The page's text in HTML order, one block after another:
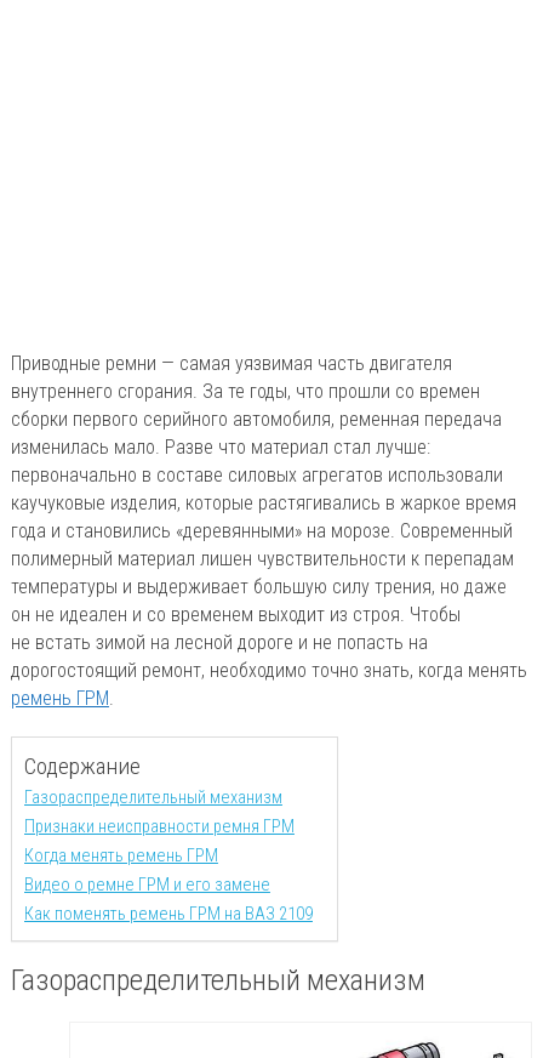
Приводные ремни — самая уязвимая часть двигателя
внутреннего сгорания. За те годы, что прошли со времен
сборки первого серийного автомобиля, ременная передача
изменилась мало. Разве что материал стал лучше:
первоначально в составе силовых агрегатов использовали
каучуковые изделия, которые растягивались в жаркое время
года и становились «деревянными» на морозе. Современный
полимерный материал лишен чувствительности к перепадам
температуры и выдерживает большую силу трения, но даже
он не идеален и со временем выходит из строя. Чтобы
не встать зимой на лесной дороге и не попасть на
дорогостоящий ремонт, необходимо точно знать, когда менять
ремень ГРМ.
Содержание
Газораспределительный механизм
Признаки неисправности ремня ГРМ
Когда менять ремень ГРМ
Видео о ремне ГРМ и его замене
Как поменять ремень ГРМ на ВАЗ 2109
Газораспределительный механизм